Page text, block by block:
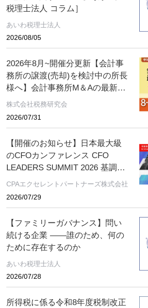
税理士法人 コラム］
あいわ税理士法人
2026/08/05
2026年8月~開催分更新【会計事
務所の譲渡(売却)を検討中の所長
様へ】会計事務所M＆Aの最新動
向をお伝えする無料個別勉強会
株式会社税務研究会
2026/07/31
【開催のお知らせ】日本最大級
のCFOカンファレンス CFO
LEADERS SUMMIT 2026 基調講
演にソフトバンクグループCFO
CPAエクセレントパートナーズ株式会社
2026/07/29
【ファミリーガバナンス】問い
続ける企業 ――誰のため、何の
ために存在するのか
あいわ税理士法人
2026/07/28
所得税に係る令和8年度税制改正